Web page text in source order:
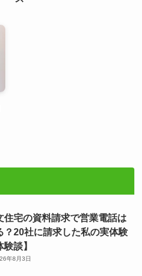
住宅の資料請求で営業電話は
？20社に請求した私の実体験
験談】
年8月3日